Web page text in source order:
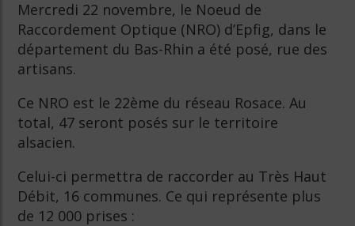
Mercredi 22 novembre, le Noeud de
Raccordement Optique (NRO) d’Epfig, dans le
département du Bas-Rhin a été posé, rue des
artisans.
Ce NRO est le 22ème du réseau Rosace. Au
total, 47 seront posés sur le territoire
alsacien.
Celui-ci permettra de raccorder au Très Haut
Débit, 16 communes. Ce qui représente plus
de 12 000 prises :